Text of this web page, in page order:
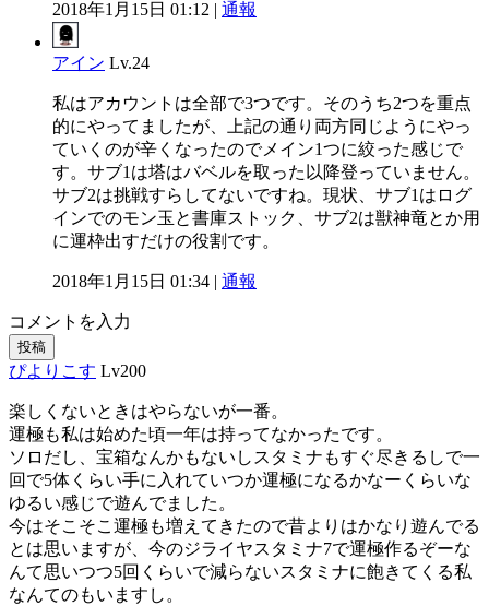
2018年1月15日 01:12 | 通報
アイン Lv.24
私はアカウントは全部で3つです。そのうち2つを重点
的にやってましたが、上記の通り両方同じようにやっ
ていくのが辛くなったのでメイン1つに絞った感じで
す。サブ1は塔はバベルを取った以降登っていません。
サブ2は挑戦すらしてないですね。現状、サブ1はログ
インでのモン玉と書庫ストック、サブ2は獣神竜とか用
に運枠出すだけの役割です。
2018年1月15日 01:34 | 通報
コメントを入力
投稿
ぴよりこす Lv200
楽しくないときはやらないが一番。
運極も私は始めた頃一年は持ってなかったです。
ソロだし、宝箱なんかもないしスタミナもすぐ尽きるしで一
回で5体くらい手に入れていつか運極になるかなーくらいな
ゆるい感じで遊んでました。
今はそこそこ運極も増えてきたので昔よりはかなり遊んでる
とは思いますが、今のジライヤスタミナ7で運極作るぞーな
んて思いつつ5回くらいで減らないスタミナに飽きてくる私
なんてのもいますし。